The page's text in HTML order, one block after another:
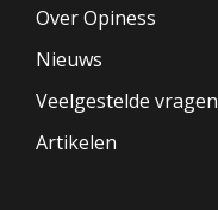
Over Opiness
Nieuws
Veelgestelde vragen
Artikelen